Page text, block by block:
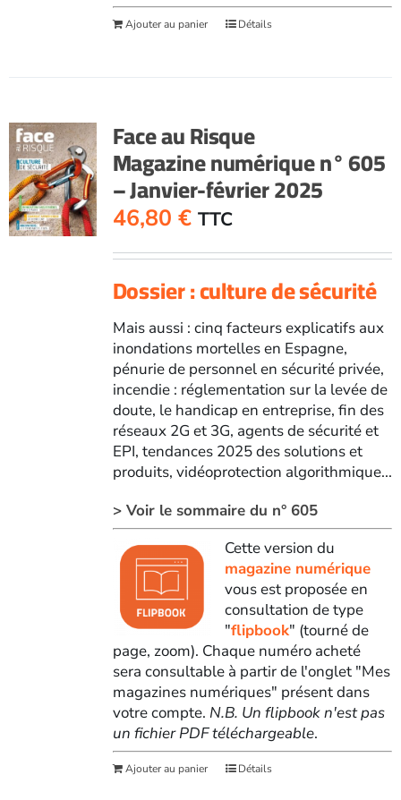
Ajouter au panier Détails
Face au Risque
Magazine numérique n° 605
– Janvier-février 2025
46,80 € TTC
Dossier : culture de sécurité
Mais aussi : cinq facteurs explicatifs aux
inondations mortelles en Espagne,
pénurie de personnel en sécurité privée,
incendie : réglementation sur la levée de
doute, le handicap en entreprise, fin des
réseaux 2G et 3G, agents de sécurité et
EPI, tendances 2025 des solutions et
produits, vidéoprotection algorithmique...
> Voir le sommaire du n° 605
Cette version du
magazine numérique
vous est proposée en
consultation de type
"flipbook" (tourné de
page, zoom). Chaque numéro acheté
sera consultable à partir de l'onglet "Mes
magazines numériques" présent dans
votre compte. N.B. Un flipbook n'est pas
un fichier PDF téléchargeable.
Ajouter au panier Détails